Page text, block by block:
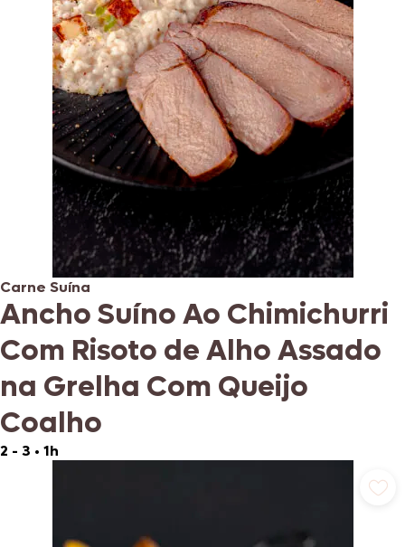
Carne Suína
Ancho Suíno Ao Chimichurri
Com Risoto de Alho Assado
na Grelha Com Queijo
Coalho
2 - 3 • 1h